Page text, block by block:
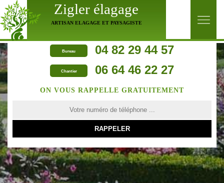
Zigler élagage
ARTISAN ELAGAGE ET PAYSAGISTE
Bureau 04 82 29 44 57
Chantier 06 64 46 22 27
ON VOUS RAPPELLE GRATUITEMENT